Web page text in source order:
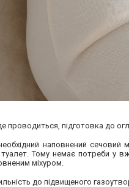
проводиться, підготовка до
наповнений
Тому немає потреби у
міхуром.
до підвищеного